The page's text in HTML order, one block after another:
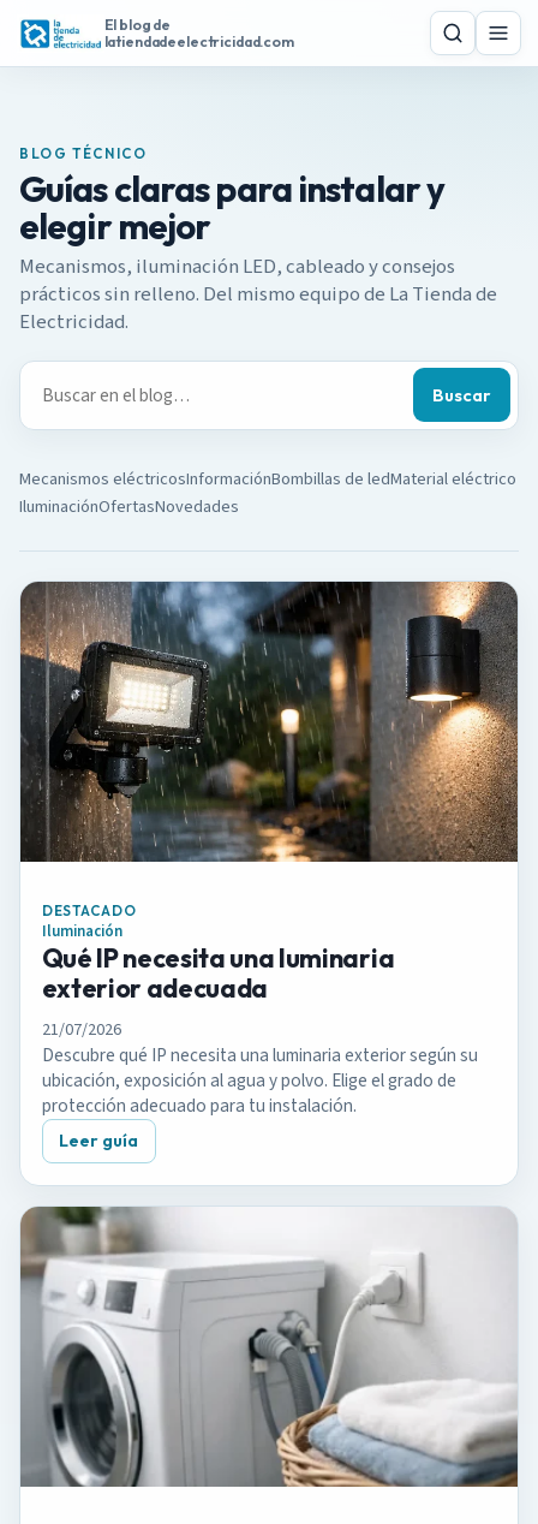
l
El blog de
latiendadeelectricidad.com
Buscar Menú
BLOG TÉCNICO
Guías claras para instalar y
elegir mejor
Mecanismos, iluminación LED, cableado y consejos
prácticos sin relleno. Del mismo equipo de La Tienda de
Electricidad.
c
e
n
e
l
b
l
o
Buscar
Mecanismos eléctricosInformaciónBombillas de ledMaterial eléctrico
IluminaciónOfertasNovedades
DESTACADO
Iluminación
Qué IP necesita una luminaria
exterior adecuada
21/07/2026
Descubre qué IP necesita una luminaria exterior según su
ubicación, exposición al agua y polvo. Elige el grado de
protección adecuado para tu instalación.
Leer guía